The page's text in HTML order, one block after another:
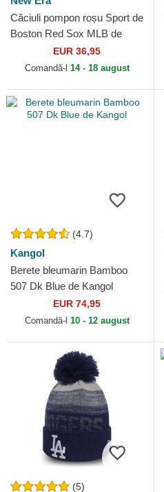
Căciuli pompon roșu Sport de
Boston Red Sox MLB de
EUR 36,95
Comandă-l 14 - 18 august
(4.7)
Kangol
Berete bleumarin Bamboo
507 Dk Blue de Kangol
EUR 74,95
Comandă-l 10 - 12 august
(5)